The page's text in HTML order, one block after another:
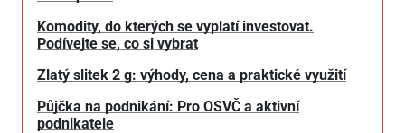
Komodity, do kterých se vyplatí investovat.
Podívejte se, co si vybrat
Zlatý slitek 2 g: výhody, cena a praktické využití
Půjčka na podnikání: Pro OSVČ a aktivní
podnikatele